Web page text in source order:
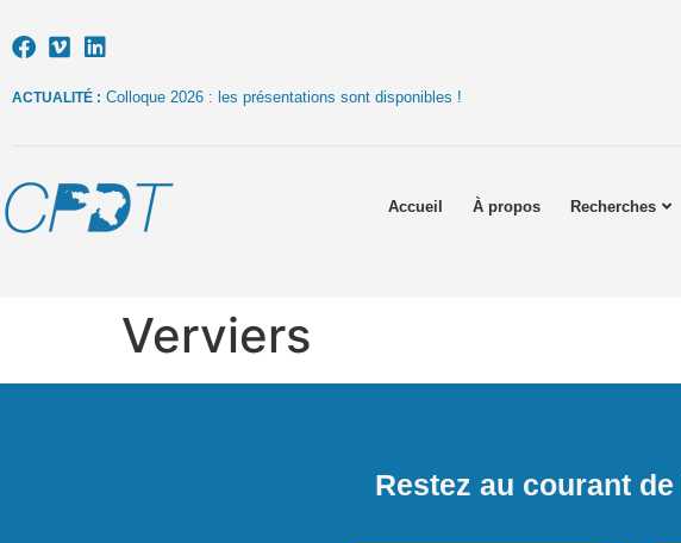
ACTUALITÉ : Colloque 2026 : les présentations sont disponibles !
Accueil À propos Recherches
Verviers
Restez au courant